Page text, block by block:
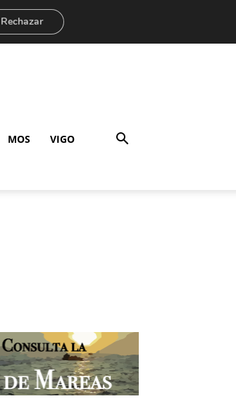
MOS VIGO
Rechazar